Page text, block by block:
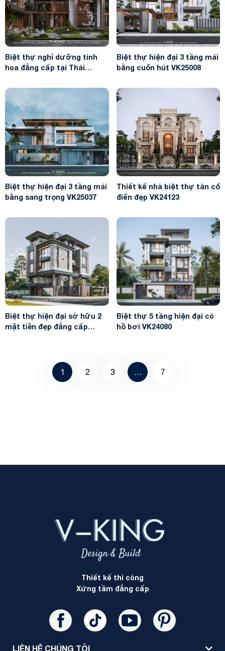
Biệt thự nghỉ dưỡng tinh
hoa đẳng cấp tại Thái
Biệt thự hiện đại 3 tầng mái
bằng cuốn hút VK25008
Biệt thự hiện đại 3 tầng mái
bằng sang trọng VK25037
Thiết kế nhà biệt thự tân cổ
điển đẹp VK24123
Biệt thự hiện đại sở hữu 2
mặt tiền đẹp đẳng cấp
Biệt thự 5 tầng hiện đại có
hồ bơi VK24080
1 2 3 … 7
Thiết kế thi công
Xứng tầm đẳng cấp
LIÊN HỆ CHÚNG TÔI